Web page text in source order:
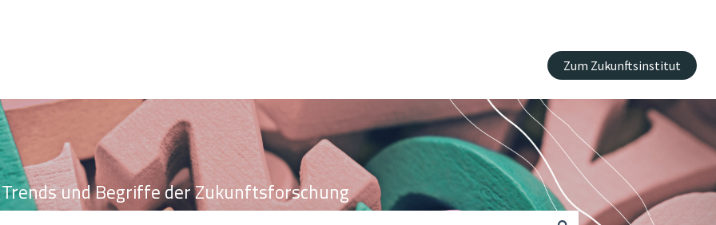
Zum Zukunftsinstitut
Trends und Begriffe der Zukunftsforschung